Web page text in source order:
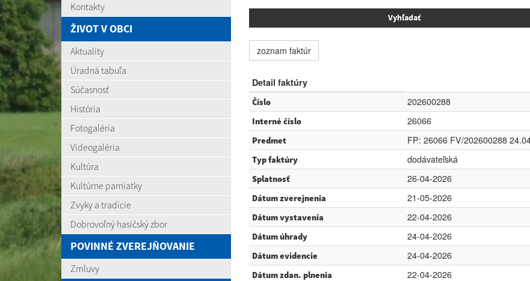
Kontakty
ŽIVOT V OBCI
Aktuality
Úradná tabuľa
Súčasnosť
História
Fotogaléria
Videogaléria
Kultúra
Kultúrne pamiatky
Zvyky a tradície
Dobrovoľný hasičský zbor
POVINNÉ ZVEREJŇOVANIE
Zmluvy
zoznam faktúr
Detail faktúry
Číslo 202600288
Interné číslo 26066
Predmet FP: 26066 FV/202600288
Typ faktúry dodávateľská
Splatnosť 26-04-2026
Dátum zverejnenia 21-05-2026
Dátum vystavenia 22-04-2026
Dátum úhrady 24-04-2026
Dátum evidencie 24-04-2026
Dátum zdan. plnenia 22-04-2026